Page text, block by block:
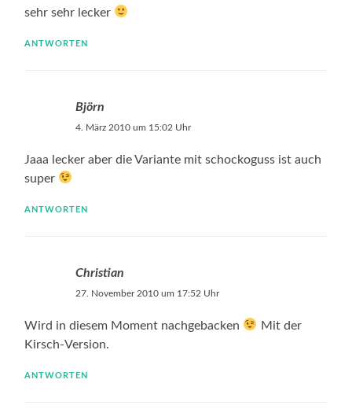
sehr sehr lecker
ANTWORTEN
Björn
4. März 2010 um 15:02 Uhr
Jaaa lecker aber die Variante mit schockoguss ist auch
super
ANTWORTEN
Christian
27. November 2010 um 17:52 Uhr
Wird in diesem Moment nachgebacken
Mit der
Kirsch-Version.
ANTWORTEN